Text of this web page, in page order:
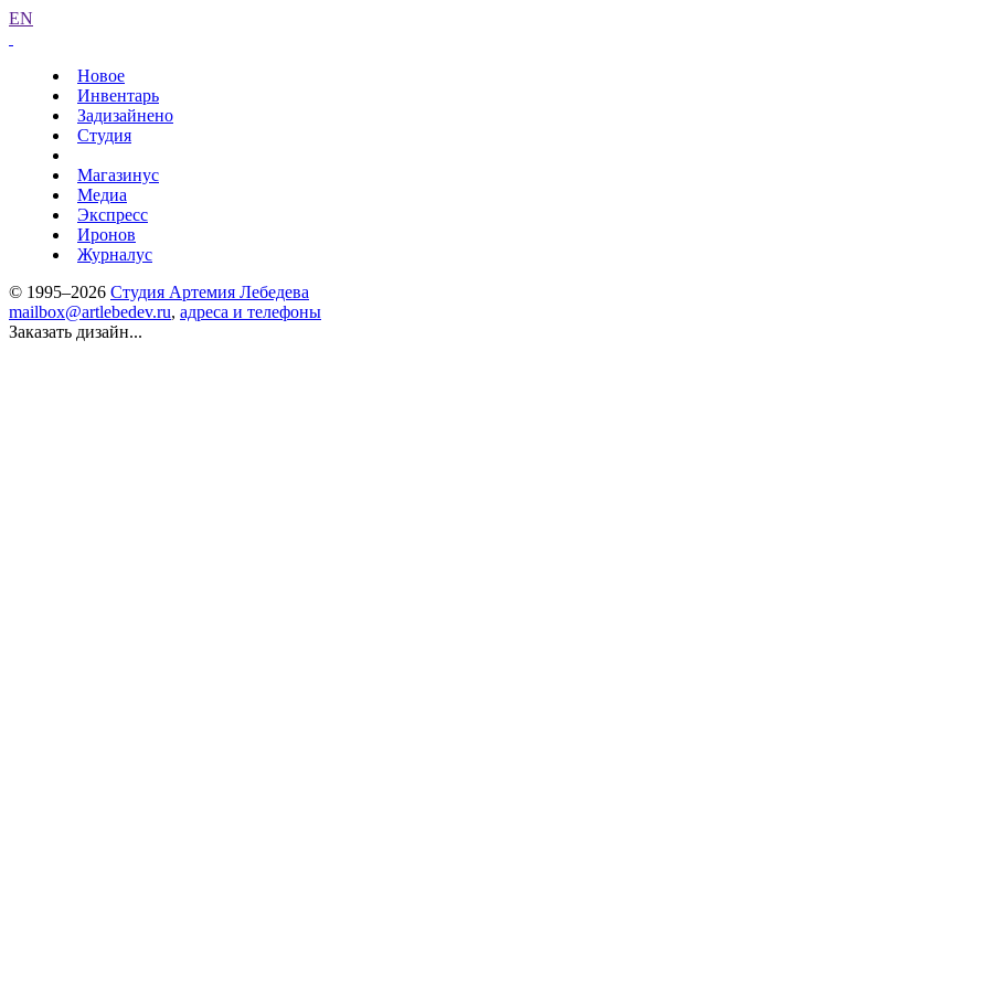
EN
Новое
Инвентарь
Задизайнено
Студия
Магазинус
Медиа
Экспресс
Иронов
Журналус
© 1995–2026 Студия Артемия Лебедева
mailbox@artlebedev.ru, адреса и телефоны
Заказать дизайн...